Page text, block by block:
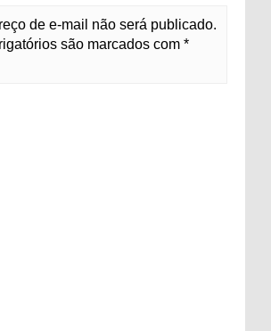
de e-mail não será publicado.
são marcados com *